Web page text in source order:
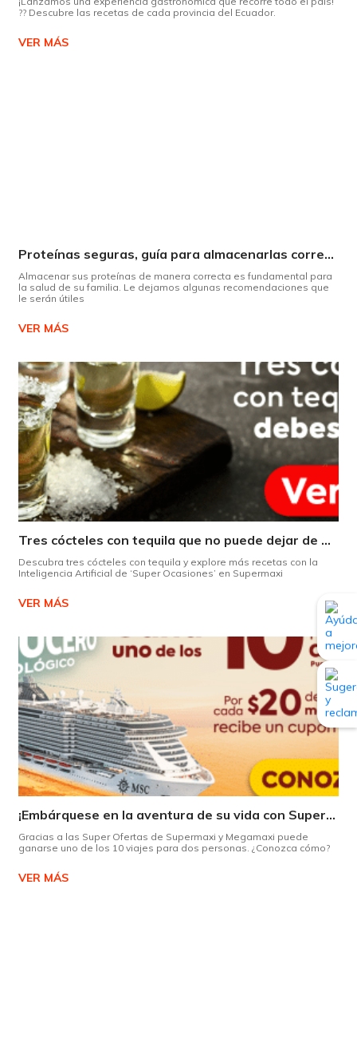
?? Descubre las recetas de cada provincia del Ecuador.
VER MÁS
Proteínas seguras, guía para almacenarlas correctamente Copiar
Almacenar sus proteínas de manera correcta es fundamental para
la salud de su familia. Le dejamos algunas recomendaciones que
le serán útiles
VER MÁS
Tres cócteles con tequila que no puede dejar de probar gracias a nuestra IA.
Descubra tres cócteles con tequila y explore más recetas con la
Inteligencia Artificial de ‘Super Ocasiones’ en Supermaxi
VER MÁS
¡Embárquese en la aventura de su vida con Supermaxi!
Gracias a las Super Ofertas de Supermaxi y Megamaxi puede
ganarse uno de los 10 viajes para dos personas. ¿Conozca cómo?
VER MÁS